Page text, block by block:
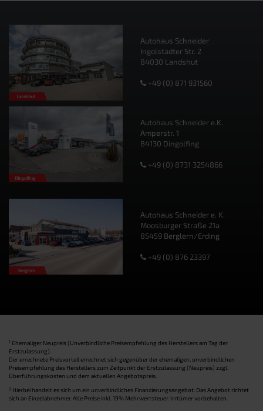
Autohaus Schneider
Ingolstädter Str. 2
84030 Landshut
+49 (0) 871 931560
Autohaus Schneider e.K.
Amperstr. 1
84130 Dingolfing
+49 (0) 8731 3254866
Autohaus Schneider e. K.
Moosburger Straße 21a
85459 Berglern/Erding
+49 (0) 876 23397
1 Ehemaliger Neupreis (Unverbindliche Preisempfehlung des Herstellers am Tag der
Erstzulassung).
Der errechnete Preisvorteil errechnet sich gegenüber der ehemaligen, unverbindlichen
Preisempfehlung des Herstellers zum Zeitpunkt der Erstzulassung (Neupreis) zzgl.
Überführungskosten und dem aktuellen Angebotspreis.
2 Hierbei handelt es sich um ein unverbindliches Finanzierungsangebot. Das Angebot richtet
sich an Einzelabnehmer. Alle Preise inkl. 19% Mehrwertsteuer. Irrtümer vorbehalten.